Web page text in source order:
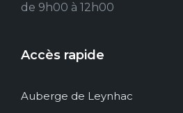
de 9h00 à 12h00
Accès rapide
Auberge de Leynhac